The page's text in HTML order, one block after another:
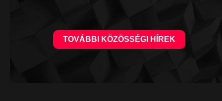
TOVÁBBI KÖZÖSSÉGI HÍREK